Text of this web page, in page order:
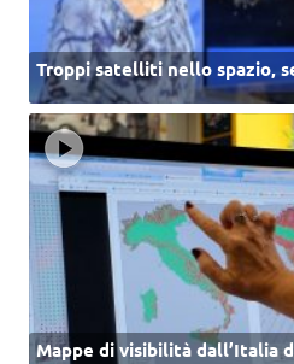
Troppi satelliti nello spazio,
Mappe di visibilità dall’Italia